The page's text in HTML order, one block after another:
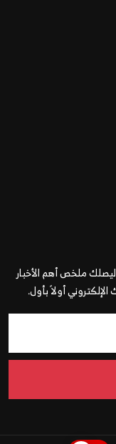
ليصلك ملخص أهم الأخبار
الإلكتروني أولاً بأول.